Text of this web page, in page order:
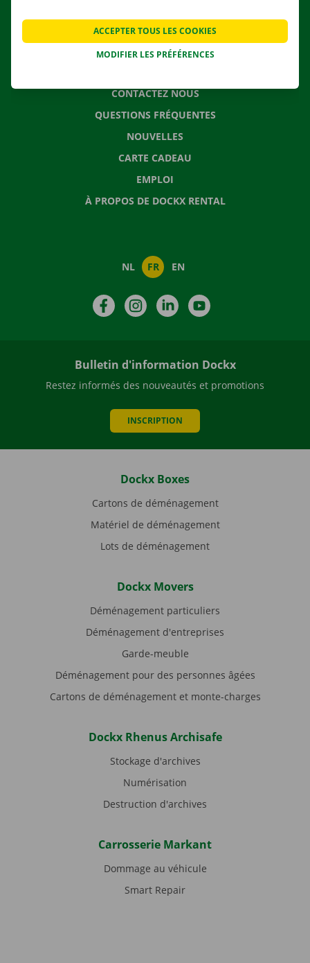
SOLUTIONS DE DÉMÉNAGEMENT
CONTACTEZ NOUS
QUESTIONS FRÉQUENTES
NOUVELLES
CARTE CADEAU
EMPLOI
À PROPOS DE DOCKX RENTAL
NL FR EN
FacebookInstagramLinkedIn
Bulletin d'information Dockx
Restez informés des nouveautés et promotions
INSCRIPTION
Dockx Boxes
Cartons de déménagement
Matériel de déménagement
Lots de déménagement
Dockx Movers
Déménagement particuliers
Déménagement d'entreprises
Garde-meuble
Déménagement pour des personnes âgées
Cartons de déménagement et monte-charges
Dockx Rhenus Archisafe
Stockage d'archives
Numérisation
Destruction d'archives
Carrosserie Markant
Dommage au véhicule
Smart Repair
MODIFIER LES PRÉFÉRENCES
ACCEPTER TOUS LES COOKIES